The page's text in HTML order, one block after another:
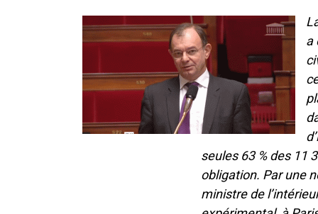
a
seules 63 % des 11
obligation. Par une
ministre de